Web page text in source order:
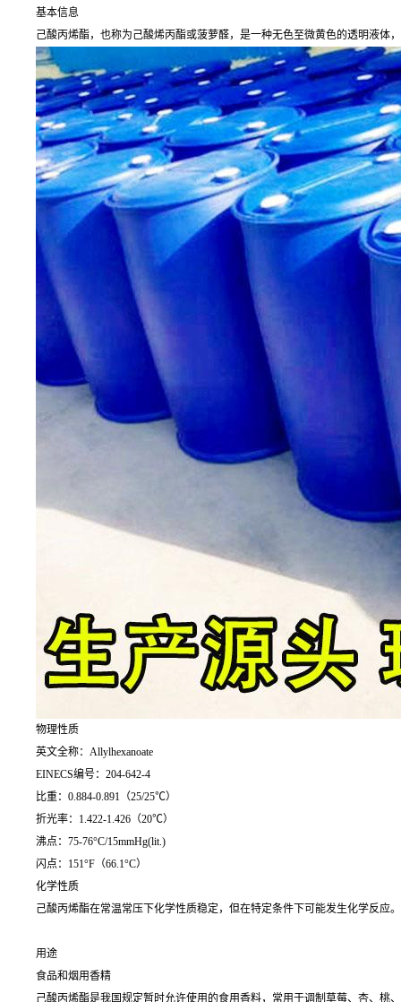
基本信息
己酸丙烯酯，也称为己酸烯丙酯或菠萝醛，是一种无色至微黄色的透明液体
物理性质
英文全称：Allylhexanoate
EINECS编号：204-642-4
比重：0.884-0.891（25/25℃）
折光率：1.422-1.426（20℃）
沸点：75-76°C/15mmHg(lit.)
闪点：151°F（66.1°C）
化学性质
己酸丙烯酯在常温常压下化学性质稳定，但在特定条件下可能发生化学反应
用途
食品和烟用香精
己酸丙烯酯是我国规定暂时允许使用的食用香料，常用于调制草莓、杏、桃